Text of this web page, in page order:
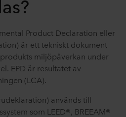
Product Declaration eller
är ett tekniskt dokument
miljöpåverkan under
EPD är resultatet av
(LCA).
används till
som LEED®, BREEAM®